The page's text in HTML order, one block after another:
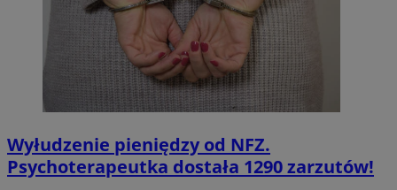
Wyłudzenie pieniędzy od NFZ.
Psychoterapeutka dostała 1290 zarzutów!